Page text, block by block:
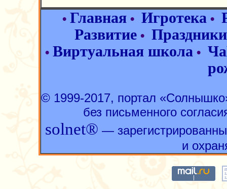
• Главная • Игротека •
Развитие• Праздники
• Виртуальная школа •
© 1999-2017, портал
без письменного
solnet® —
и